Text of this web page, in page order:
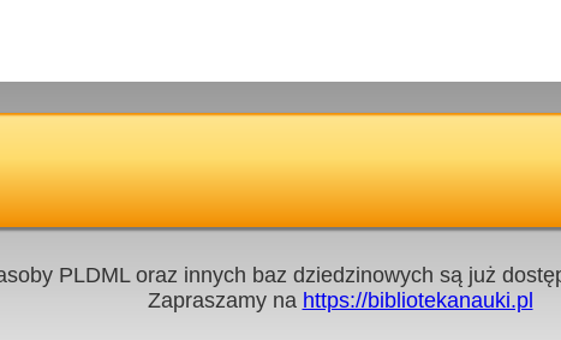
PLDML oraz innych baz dziedzinowych są już
Zapraszamy na https://bibliotekanauki.pl